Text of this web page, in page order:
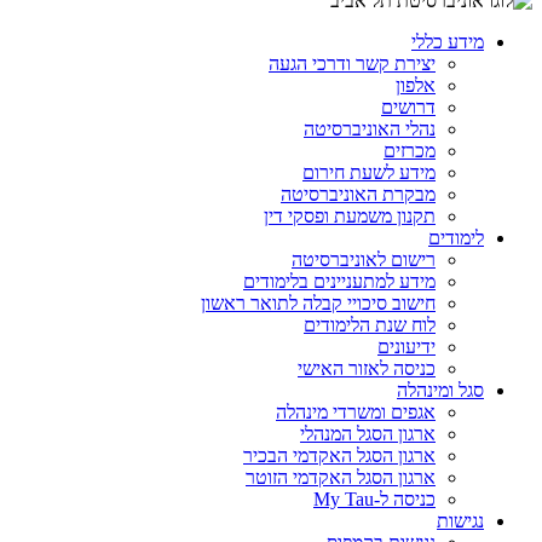
מידע כללי
יצירת קשר ודרכי הגעה
אלפון
דרושים
נהלי האוניברסיטה
מכרזים
מידע לשעת חירום
מבקרת האוניברסיטה
תקנון משמעת ופסקי דין
לימודים
רישום לאוניברסיטה
מידע למתעניינים בלימודים
חישוב סיכויי קבלה לתואר ראשון
לוח שנת הלימודים
ידיעונים
כניסה לאזור האישי
סגל ומינהלה
אגפים ומשרדי מינהלה
ארגון הסגל המנהלי
ארגון הסגל האקדמי הבכיר
ארגון הסגל האקדמי הזוטר
כניסה ל-My Tau
נגישות